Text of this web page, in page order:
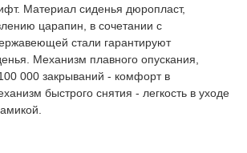
Материал сиденья дюропласт,
царапин, в сочетании с
стали гарантируют
Механизм плавного опускания,
000 закрываний - комфорт в
быстрого снятия - легкость в уходе